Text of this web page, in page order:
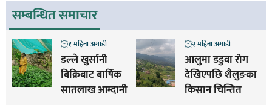
सम्बन्धित समाचार
डल्ले खुर्सानी
बिक्रिबाट बार्षिक
सातलाख आम्दानी
१ महिना अगाडी
आलुमा डडुवा रोग
देखिएपछि शैलुङका
किसान चिन्तित
२ महिना अगाडी